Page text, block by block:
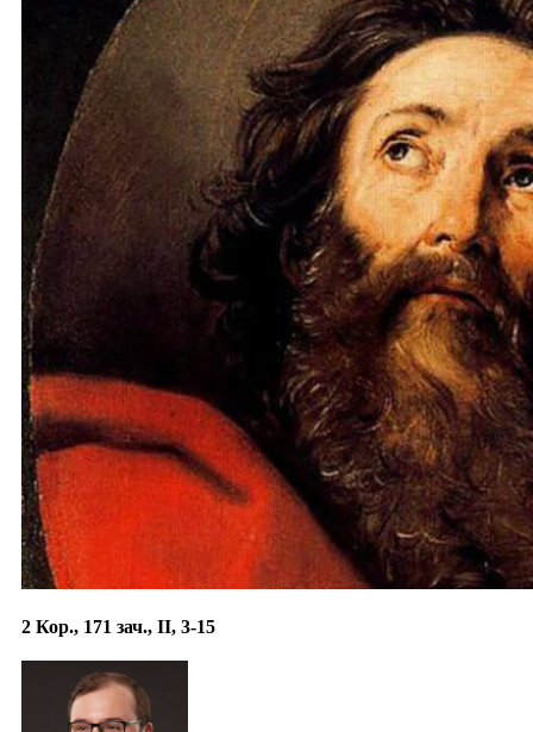
2 Кор., 171 зач., II, 3-15